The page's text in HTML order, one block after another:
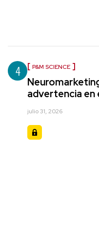
4 P&M SCIENCE
advertencia en
julio 31, 2026